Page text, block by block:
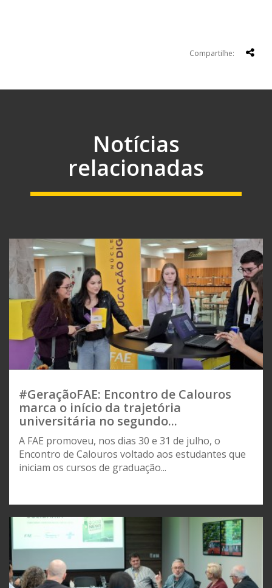
Compartilhe:
Notícias
relacionadas
#GeraçãoFAE: Encontro de Calouros
marca o início da trajetória
universitária no segundo...
A FAE promoveu, nos dias 30 e 31 de julho, o
Encontro de Calouros voltado aos estudantes que
iniciam os cursos de graduação...